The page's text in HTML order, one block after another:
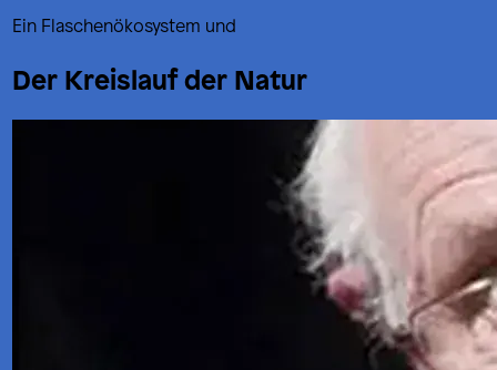
Ein Flaschenökosystem und
Der Kreislauf der Natur